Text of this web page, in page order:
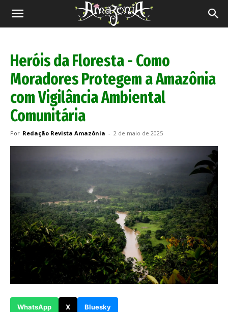
Revista
Heróis da Floresta - Como
Moradores Protegem a Amazônia
com Vigilância Ambiental
Comunitária
Por Redação Revista Amazônia - 2 de maio de 2025
WhatsApp X Bluesky